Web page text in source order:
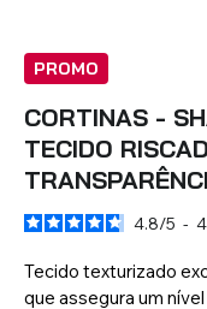
Estores de Rolo
TECNOROL®
Persianas em PVC
Cortinas à Medida
Calha
Toldo de Braços
- Standard
VER
Estores de rolo
PROMO
CORTINAS -
TECIDO
4.8/5 - 4
Tecido texturizado
que assegura um